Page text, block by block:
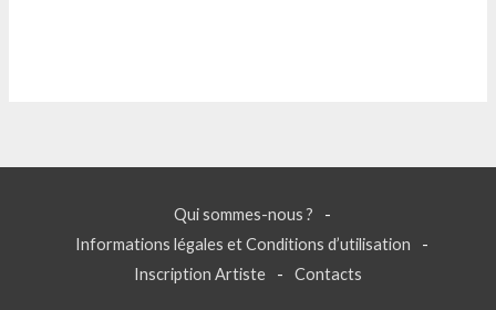
Qui sommes-nous ?
Informations légales et Conditions d’utilisation
Inscription Artiste
Contacts